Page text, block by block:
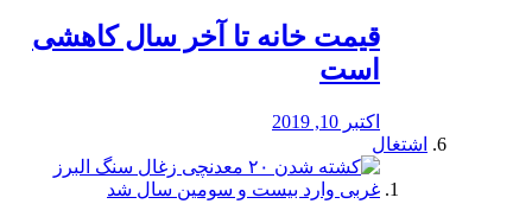
قیمت خانه تا آخر سال کاهشی
است
اکتبر 10, 2019
اشتغال